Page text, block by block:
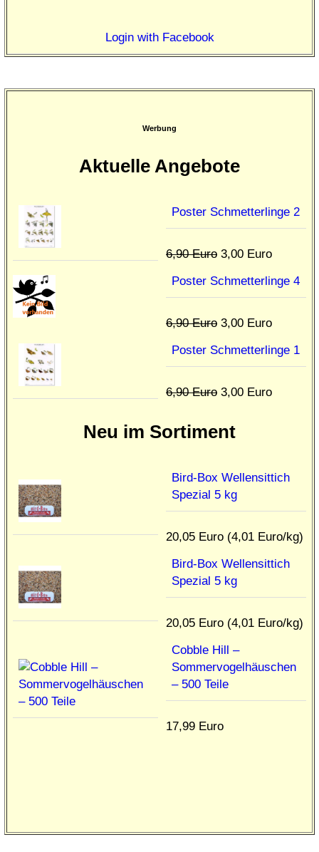
Login with Facebook
Werbung
Aktuelle Angebote
Poster Schmetterlinge 2
6,90 Euro 3,00 Euro
Poster Schmetterlinge 4
6,90 Euro 3,00 Euro
Poster Schmetterlinge 1
6,90 Euro 3,00 Euro
Neu im Sortiment
Bird-Box Wellensittich
Spezial 5 kg
20,05 Euro (4,01 Euro/kg)
Bird-Box Wellensittich
Spezial 5 kg
20,05 Euro (4,01 Euro/kg)
Cobble Hill –
Sommervogelhäuschen
– 500 Teile
17,99 Euro